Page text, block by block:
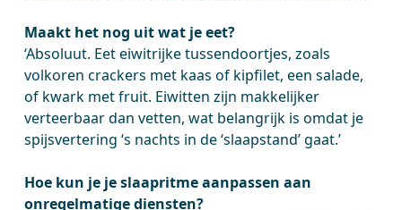
Maakt het nog uit wat je eet?
‘Absoluut. Eet eiwitrijke tussendoortjes, zoals
volkoren crackers met kaas of kipfilet, een salade,
of kwark met fruit. Eiwitten zijn makkelijker
verteerbaar dan vetten, wat belangrijk is omdat je
spijsvertering ‘s nachts in de ‘slaapstand’ gaat.’
Hoe kun je je slaapritme aanpassen aan
onregelmatige diensten?